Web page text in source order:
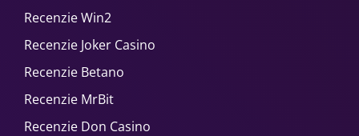
Recenzie Win2
Recenzie Joker Casino
Recenzie Betano
Recenzie MrBit
Recenzie Don Casino